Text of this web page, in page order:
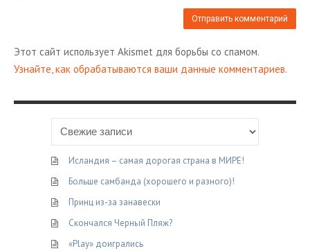
Этот сайт использует Akismet для борьбы со спамом.
Узнайте, как обрабатываются ваши данные комментариев.
Исландия – самая дорогая страна в МИРЕ!
Больше самбанда (хорошего и разного)!
Принц из-за занавески
Скончался Черный Пляж?
«Play» доигрались